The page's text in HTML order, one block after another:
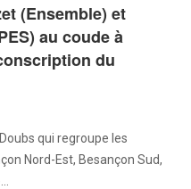
(Ensemble) et
au coude à
du
qui regroupe les
Nord-Est, Besançon Sud,